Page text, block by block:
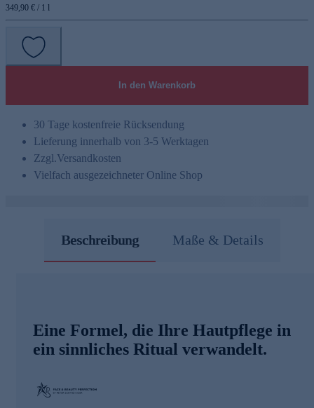
349,90 € / 1 l
In den Warenkorb
30 Tage kostenfreie Rücksendung
Lieferung innerhalb von 3-5 Werktagen
Zzgl.Versandkosten
Vielfach ausgezeichneter Online Shop
Beschreibung Maße & Details
Eine Formel, die Ihre Hautpflege in
ein sinnliches Ritual verwandelt.